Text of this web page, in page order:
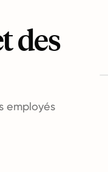
des
employés